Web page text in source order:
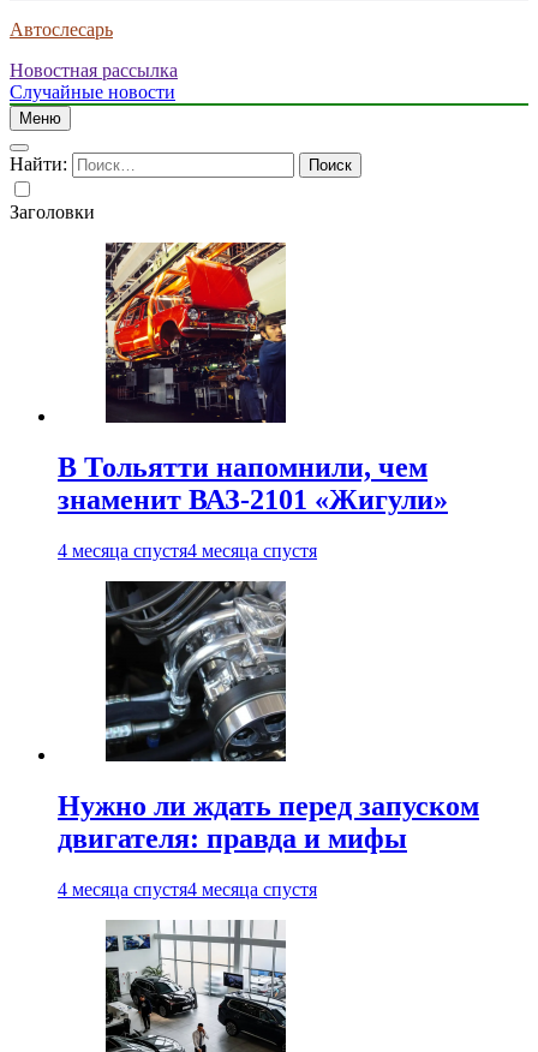
Автослесарь
Новостная рассылка
Случайные новости
Меню
Найти:
Заголовки
В Тольятти напомнили, чем
знаменит ВАЗ-2101 «Жигули»
4 месяца спустя4 месяца спустя
Нужно ли ждать перед запуском
двигателя: правда и мифы
4 месяца спустя4 месяца спустя